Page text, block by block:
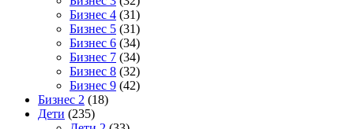
Бизнес 4 (31)
Бизнес 5 (31)
Бизнес 6 (34)
Бизнес 7 (34)
Бизнес 8 (32)
Бизнес 9 (42)
Бизнес 2 (18)
Дети (235)